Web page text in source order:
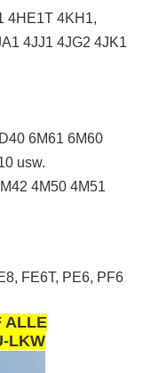
4HE1T 4KH1,
4JJ1 4JG2 4JK1
6M61 6M60
usw.
4M50 4M51
FE6T, PE6, PF6
ALLE
LKW